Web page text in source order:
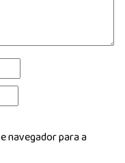
navegador para a